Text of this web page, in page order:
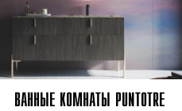
ВАННЫЕ КОМНАТЫ PUNTOTRE